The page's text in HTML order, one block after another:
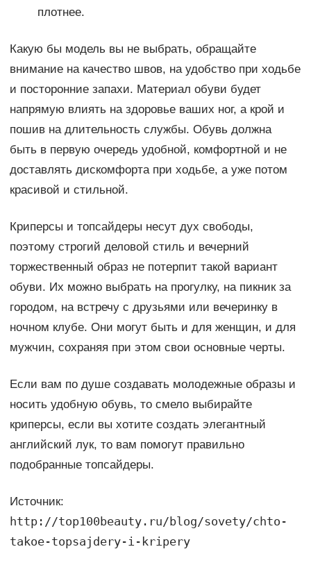
плотнее.
Какую бы модель вы не выбрать, обращайте
внимание на качество швов, на удобство при ходьбе
и посторонние запахи. Материал обуви будет
напрямую влиять на здоровье ваших ног, а крой и
пошив на длительность службы. Обувь должна
быть в первую очередь удобной, комфортной и не
доставлять дискомфорта при ходьбе, а уже потом
красивой и стильной.
Криперсы и топсайдеры несут дух свободы,
поэтому строгий деловой стиль и вечерний
торжественный образ не потерпит такой вариант
обуви. Их можно выбрать на прогулку, на пикник за
городом, на встречу с друзьями или вечеринку в
ночном клубе. Они могут быть и для женщин, и для
мужчин, сохраняя при этом свои основные черты.
Если вам по душе создавать молодежные образы и
носить удобную обувь, то смело выбирайте
криперсы, если вы хотите создать элегантный
английский лук, то вам помогут правильно
подобранные топсайдеры.
Источник:
http://top100beauty.ru/blog/sovety/chto-
takoe-topsajdery-i-kripery